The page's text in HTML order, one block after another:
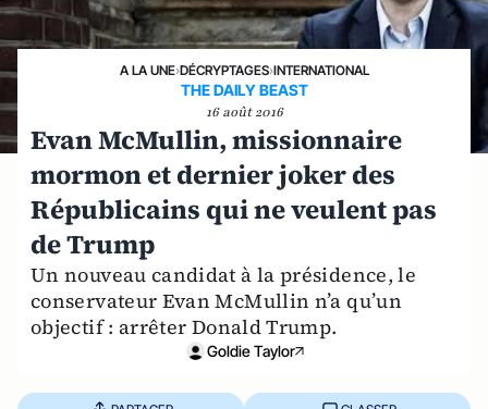
A LA UNE›DÉCRYPTAGES›INTERNATIONAL
THE DAILY BEAST
16 août 2016
Evan McMullin, missionnaire
mormon et dernier joker des
Républicains qui ne veulent pas
de Trump
Un nouveau candidat à la présidence, le
conservateur Evan McMullin n’a qu’un
objectif : arrêter Donald Trump.
Goldie Taylor